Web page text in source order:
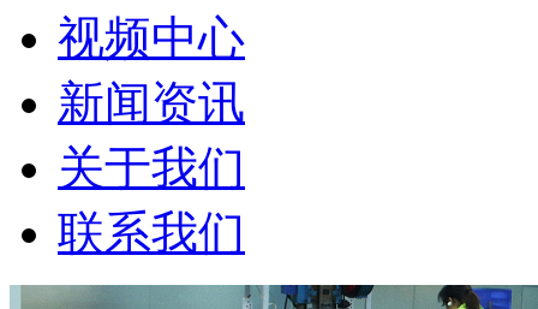
视频中心
新闻资讯
关于我们
联系我们